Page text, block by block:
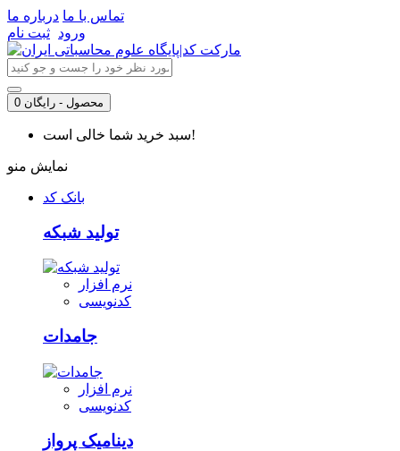
تماس با ما درباره ما
ورود ثبت نام
0 محصول - رایگان
سبد خرید شما خالی است!
نمایش منو
بانک کد
تولید شبکه
نرم افزار
کدنویسی
جامدات
نرم افزار
کدنویسی
دینامیک پرواز